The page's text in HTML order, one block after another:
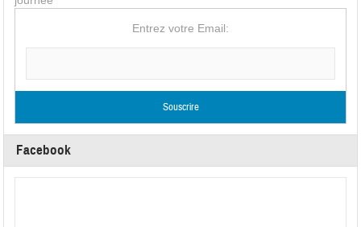
Entrez votre Email:
Facebook